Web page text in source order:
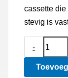
cassette
stevig is
-
Hygiene
Vloertrekker